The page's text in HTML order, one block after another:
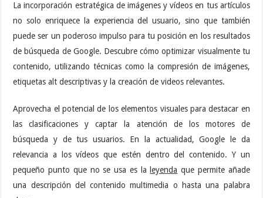
La incorporación estratégica de imágenes y vídeos en tus artículos
no solo enriquece la experiencia del usuario, sino que también
puede ser un poderoso impulso para tu posición en los resultados
de búsqueda de Google. Descubre cómo optimizar visualmente tu
contenido, utilizando técnicas como la compresión de imágenes,
etiquetas alt descriptivas y la creación de videos relevantes.
Aprovecha el potencial de los elementos visuales para destacar en
las clasificaciones y captar la atención de los motores de
búsqueda y de tus usuarios. En la actualidad, Google le da
relevancia a los vídeos que estén dentro del contenido. Y un
pequeño punto que no se usa es la leyenda que permite añade
una descripción del contenido multimedia o hasta una palabra